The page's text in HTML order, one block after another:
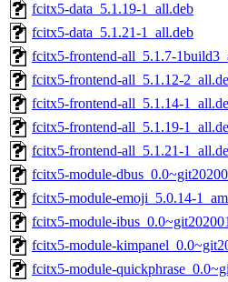
fcitx5-data_5.1.19-1_all.deb
fcitx5-data_5.1.21-1_all.deb
fcitx5-frontend-all_5.1.7-
fcitx5-frontend-all_5.1.12-
fcitx5-frontend-all_5.1.14-
fcitx5-frontend-all_5.1.19-
fcitx5-frontend-all_5.1.21-
fcitx5-module-
fcitx5-module-emoji_5.0.14-
fcitx5-module-
fcitx5-module-
fcitx5-module-